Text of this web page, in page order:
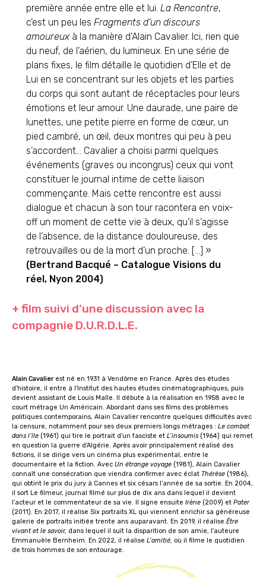
première année entre elle et lui. La Rencontre,
c’est un peu les Fragments d’un discours
amoureuxà la manière d’Alain Cavalier. Ici, rien que
du neuf, de l’aérien, du lumineux. En une série de
plans fixes, le film détaille le quotidien d’Elle et de
Lui en se concentrant sur les objets et les parties
du corps qui sont autant de réceptacles pour leurs
émotions et leur amour. Une daurade, une paire de
lunettes, une petite pierre en forme de cœur, un
pied cambré, un œil, deux montres qui peu à peu
s’accordent… Cavalier a choisi parmi quelques
événements (graves ou incongrus) ceux qui vont
constituer le journal intime de cette liaison
commençante. Mais cette rencontre est aussi
dialogue et chacun à son tour racontera en voix-
off un moment de cette vie à deux, qu’il s’agisse
de l’absence, de la distance douloureuse, des
retrouvailles ou de la mort d’un proche. […] »
(Bertrand Bacqué – Catalogue Visions du
réel, Nyon 2004)
+ film suivi d’une discussion avec la
compagnie D.U.R.D.L.E.
Alain Cavalierest né en 1931 à Vendôme en France. Après des études
d’histoire, il entre à l’Institut des hautes études cinématographiques, puis
devient assistant de Louis Malle. Il débute à la réalisation en 1958 avec le
court métrage Un Américain. Abordant dans ses films des problèmes
politiques contemporains, Alain Cavalier rencontre quelques difficultés avec
la censure, notamment pour ses deux premiers longs métrages : Le combat
dans l’île (1961) qui tire le portrait d’un fasciste et L’insoumis(1964) qui remet
en question la guerre d’Algérie. Après avoir principalement réalisé des
fictions, il se dirige vers un cinéma plus expérimental, entre le
documentaire et la fiction. Avec Un étrange voyage (1981), Alain Cavalier
connaît une consécration que viendra confirmer avec éclat Thérèse (1986),
qui obtint le prix du jury à Cannes et six césars l’année de sa sortie. En 2004,
il sort Le filmeur, journal filmé sur plus de dix ans dans lequel il devient
l’acteur et le commentateur de sa vie. Il signe ensuite Irène (2009) et Pater
(2011). En 2017, il réalise Six portraits XL qui viennent enrichir sa généreuse
galerie de portraits initiée trente ans auparavant. En 2019, il réalise Être
vivant et le savoir, dans lequel il suit la disparition de son amie, l’auteure
Emmanuèle Bernheim. En 2022, il réalise L’amitié, où il filme le quotidien
de trois hommes de son entourage.